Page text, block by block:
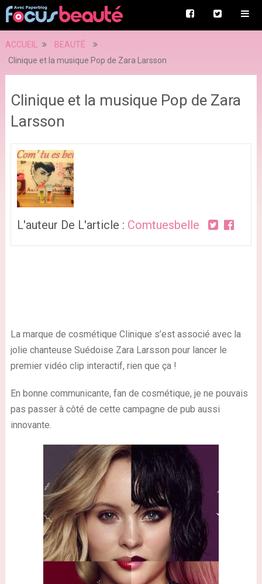
ACCUEIL
BEAUTÉ
Clinique et la musique Pop de Zara Larsson
Clinique et la musique Pop de Zara
Larsson
L'auteur De L'article : Comtuesbelle
La marque de cosmétique Clinique s’est associé avec la
jolie chanteuse Suédoise Zara Larsson pour lancer le
premier vidéo clip interactif, rien que ça !
En bonne communicante, fan de cosmétique, je ne pouvais
pas passer à côté de cette campagne de pub aussi
innovante.